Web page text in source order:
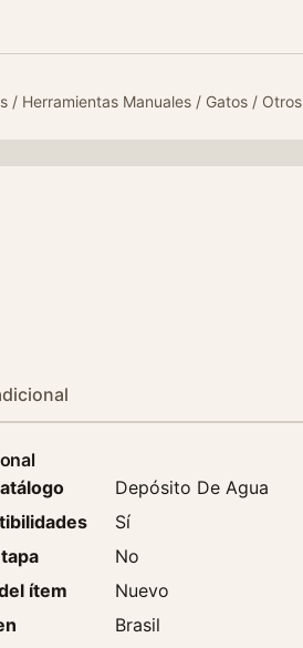
/ Herramientas Manuales / Gatos / Otros
Depósito De Agua
Sí
No
ítem
Nuevo
Brasil